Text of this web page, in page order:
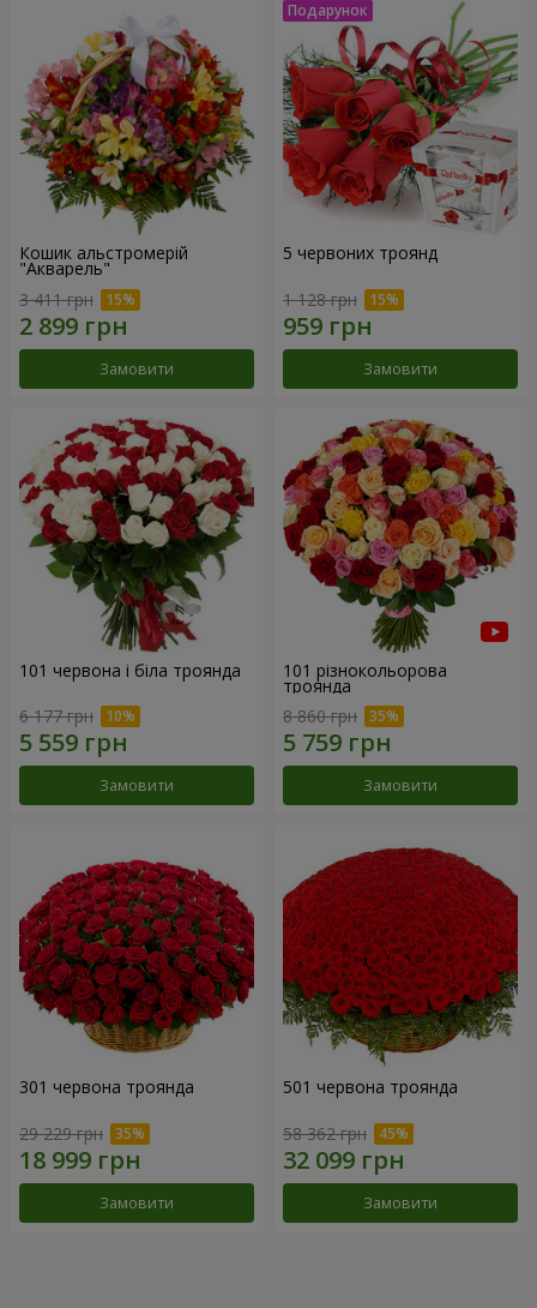
Кошик альстромерій
"Акварель"
3 411 грн
Замовити
5 червоних троянд
1 128 грн
Замовити
101 червона і біла троянда
6 177 грн
Замовити
101 різнокольорова
троянда
8 860 грн
Замовити
301 червона троянда
29 229 грн
Замовити
501 червона троянда
58 362 грн
Замовити